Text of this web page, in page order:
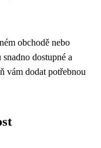
obchodě nebo
dostupné a
vám dodat potřebnou